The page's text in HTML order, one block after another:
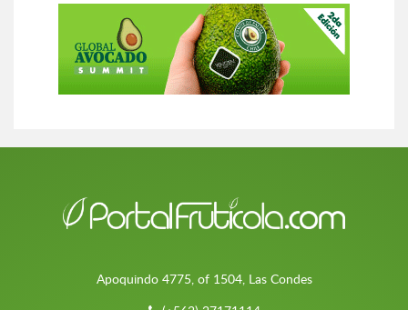
Apoquindo 4775, of 1504, Las Condes